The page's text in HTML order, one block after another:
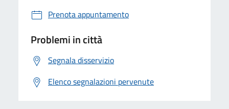
Prenota appuntamento
Problemi in città
Segnala disservizio
Elenco segnalazioni pervenute